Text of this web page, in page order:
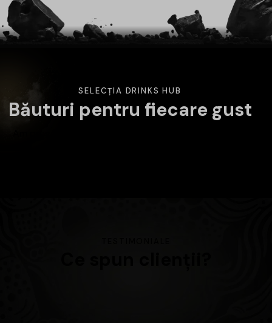
SELECȚIA DRINKS HUB
Băuturi pentru fiecare gust